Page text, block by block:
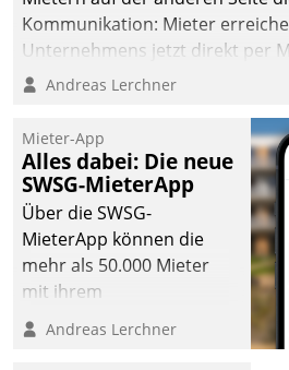
der Lösung über die SAP
Cloud Platform
entschieden - als erstes
Unternehmen am
Kommunikation: Mieter
Unternehmens jetzt direkt per
Mitarbeiter oder Dienstleister
Andreas Lerchner
Mieter-App
Alles dabei: Die neue
SWSG-MieterApp
Über die SWSG-
MieterApp können die
mehr als 50.000 Mieter
mit ihrem
Wohnungsunternehmen
kommunizieren, auf dem
Andreas Lerchner